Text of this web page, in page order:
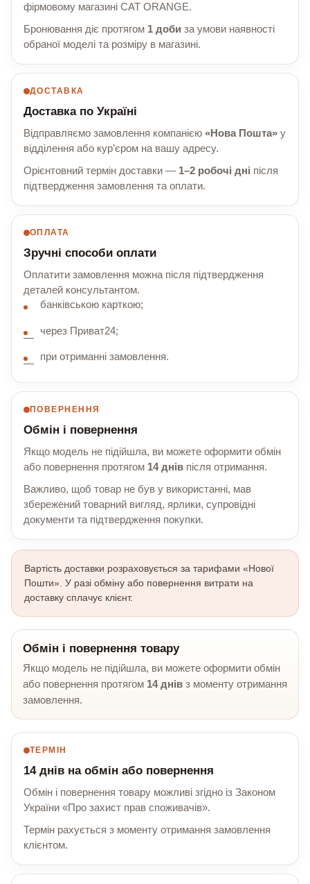
фірмовому магазині CAT ORANGE.
Бронювання діє протягом 1 доби за умови наявності
обраної моделі та розміру в магазині.
ДОСТАВКА
Доставка по Україні
Відправляємо замовлення компанією «Нова Пошта» у
відділення або кур’єром на вашу адресу.
Орієнтовний термін доставки — 1–2 робочі дні після
підтвердження замовлення та оплати.
ОПЛАТА
Зручні способи оплати
Оплатити замовлення можна після підтвердження
деталей консультантом.
банківською карткою;
через Приват24;
при отриманні замовлення.
ПОВЕРНЕННЯ
Обмін і повернення
Якщо модель не підійшла, ви можете оформити обмін
або повернення протягом 14 днів після отримання.
Важливо, щоб товар не був у використанні, мав
збережений товарний вигляд, ярлики, супровідні
документи та підтвердження покупки.
Вартість доставки розраховується за тарифами «Нової
Пошти». У разі обміну або повернення витрати на
доставку сплачує клієнт.
Обмін і повернення товару
Якщо модель не підійшла, ви можете оформити обмін
або повернення протягом 14 днів з моменту отримання
замовлення.
ТЕРМІН
14 днів на обмін або повернення
Обмін і повернення товару можливі згідно із Законом
України «Про захист прав споживачів».
Термін рахується з моменту отримання замовлення
клієнтом.